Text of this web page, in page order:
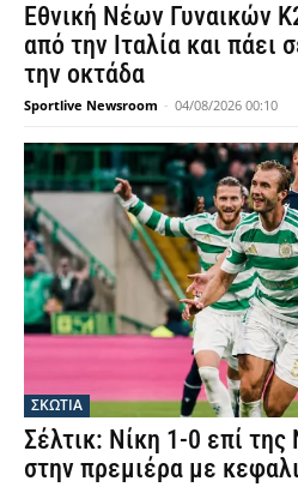
Εθνική Νέων Γυναικών
από την Ιταλία και πάει
την οκτάδα
Sportlive Newsroom - 04/08/2026 00:10
ΣΚΩΤΙΑ
Σέλτικ: Νίκη 1-0 επί της
στην πρεμιέρα με